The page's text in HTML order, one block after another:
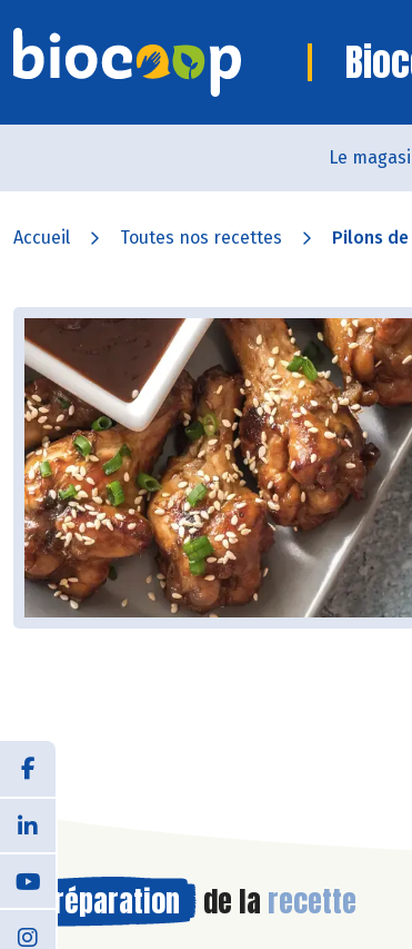
Le
Accueil Toutes nos recettes Pilons
Préparation de la recette